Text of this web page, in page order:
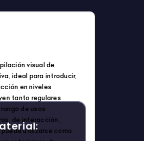
visual de
ideal para introducir,
en niveles
tanto regulares
de usos
de interacción,
utilizarse como